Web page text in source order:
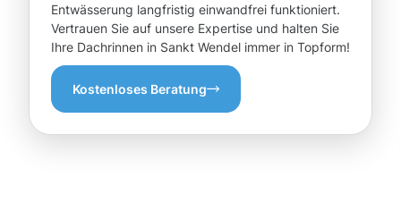
Entwässerung langfristig einwandfrei funktioniert.
Vertrauen Sie auf unsere Expertise und halten Sie
Ihre Dachrinnen in Sankt Wendel immer in Topform!
Kostenloses Beratung